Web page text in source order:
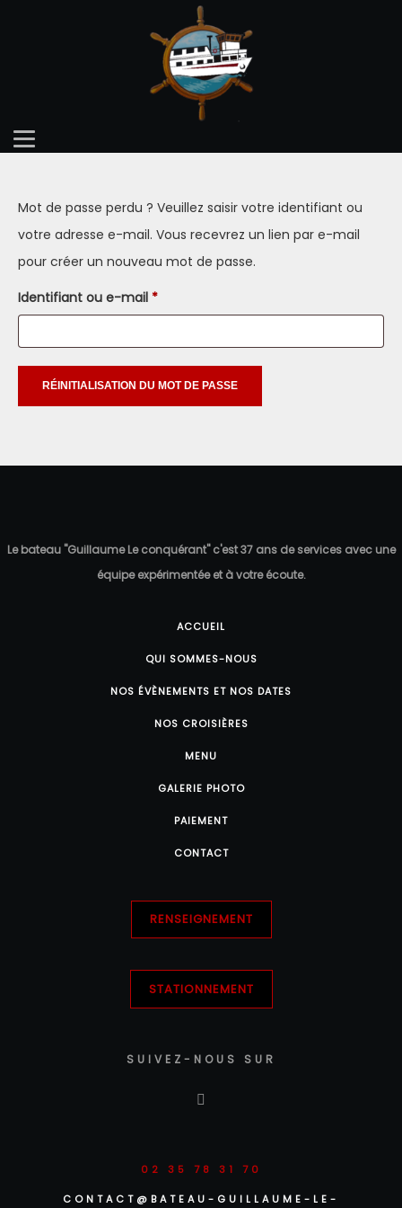
Mot de passe perdu ? Veuillez saisir votre identifiant ou
votre adresse e-mail. Vous recevrez un lien par e-mail
pour créer un nouveau mot de passe.
Identifiant ou e-mail *Obligatoire
RÉINITIALISATION DU MOT DE PASSE
Le bateau "Guillaume Le conquérant" c'est 37 ans de services avec une
équipe expérimentée et à votre écoute.
ACCUEIL
QUI SOMMES-NOUS
NOS ÉVÈNEMENTS ET NOS DATES
NOS CROISIÈRES
MENU
GALERIE PHOTO
PAIEMENT
CONTACT
RENSEIGNEMENT
STATIONNEMENT
SUIVEZ-NOUS SUR
02 35 78 31 70
CONTACT@BATEAU-GUILLAUME-LE-